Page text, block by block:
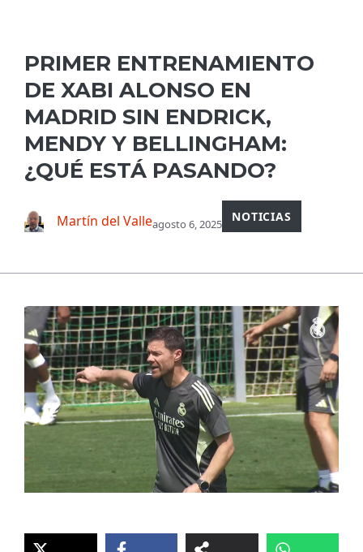
PRIMER ENTRENAMIENTO
DE XABI ALONSO EN
MADRID SIN ENDRICK,
MENDY Y BELLINGHAM:
¿QUÉ ESTÁ PASANDO?
Martín del Valleagosto 6, 2025 NOTICIAS